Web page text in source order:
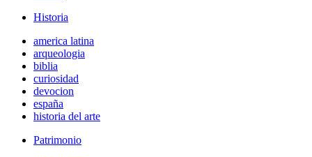
Historia
america latina
arqueologia
biblia
curiosidad
devocion
españa
historia del arte
Patrimonio